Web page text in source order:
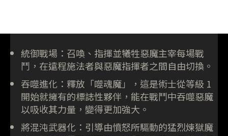
統御戰場：召喚、指揮並犧牲惡魔主宰每場戰
鬥，在遠程施法者與惡魔指揮者之間自由切換。
吞噬進化：釋放「噬魂魔」，這是術士從等級 1
開始就擁有的標誌性夥伴，能在戰鬥中吞噬惡魔
以吸收其力量，變得更加強大。
將混沌武器化：引導由憤怒所驅動的猛烈煉獄魔